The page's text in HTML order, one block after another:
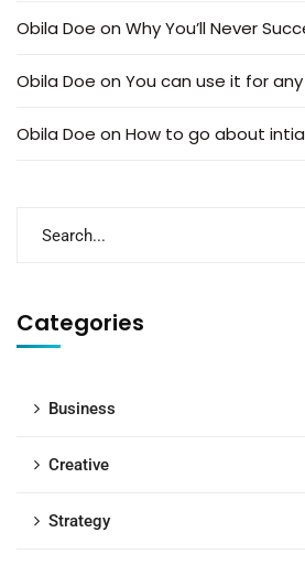
Obila Doe on Why You’ll Never
Obila Doe on You can use it for
Obila Doe on How to go about
Categories
Business
Creative
Strategy